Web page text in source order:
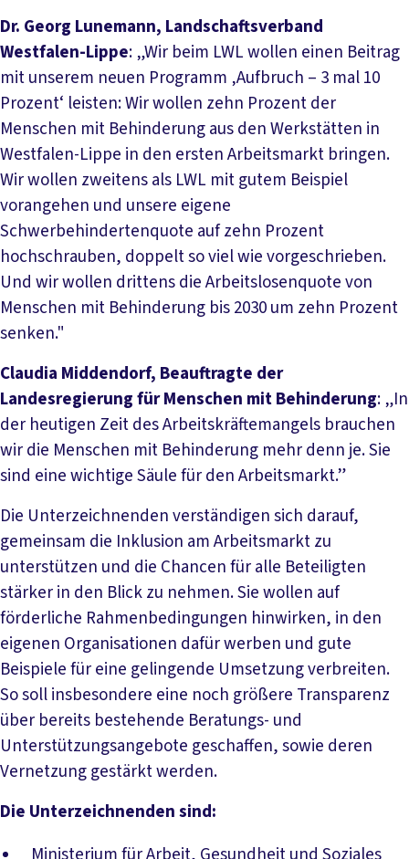
Dr. Georg Lunemann, Landschaftsverband
Westfalen-Lippe: „Wir beim LWL wollen einen Beitrag
mit unserem neuen Programm ‚Aufbruch – 3 mal 10
Prozent‘ leisten: Wir wollen zehn Prozent der
Menschen mit Behinderung aus den Werkstätten in
Westfalen-Lippe in den ersten Arbeitsmarkt bringen.
Wir wollen zweitens als LWL mit gutem Beispiel
vorangehen und unsere eigene
Schwerbehindertenquote auf zehn Prozent
hochschrauben, doppelt so viel wie vorgeschrieben.
Und wir wollen drittens die Arbeitslosenquote von
Menschen mit Behinderung bis 2030 um zehn Prozent
senken."
Claudia Middendorf, Beauftragte der
Landesregierung für Menschen mit Behinderung: „In
der heutigen Zeit des Arbeitskräftemangels brauchen
wir die Menschen mit Behinderung mehr denn je. Sie
sind eine wichtige Säule für den Arbeitsmarkt.”
Die Unterzeichnenden verständigen sich darauf,
gemeinsam die Inklusion am Arbeitsmarkt zu
unterstützen und die Chancen für alle Beteiligten
stärker in den Blick zu nehmen. Sie wollen auf
förderliche Rahmenbedingungen hinwirken, in den
eigenen Organisationen dafür werben und gute
Beispiele für eine gelingende Umsetzung verbreiten.
So soll insbesondere eine noch größere Transparenz
über bereits bestehende Beratungs- und
Unterstützungsangebote geschaffen, sowie deren
Vernetzung gestärkt werden.
Die Unterzeichnenden sind: